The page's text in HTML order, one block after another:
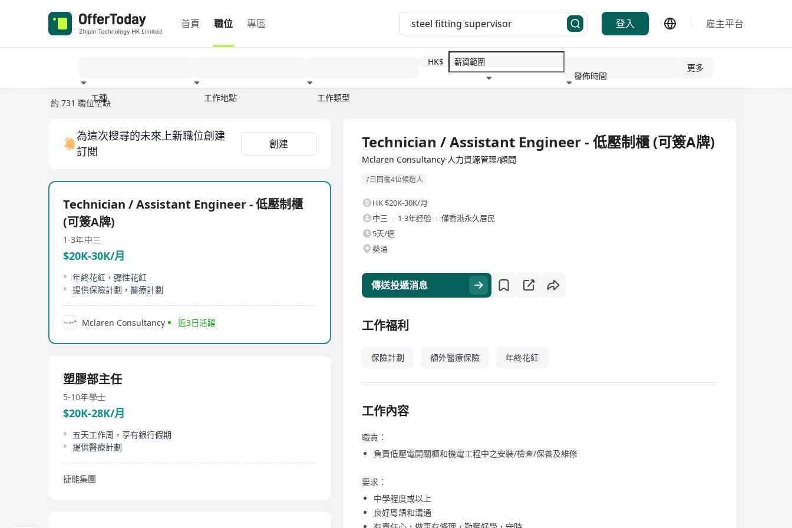
首頁 職位 專區 登入 雇主平台
工種 工作地點 工作類型
HK$
發佈時間
更多
約 731 職位空缺
為這次搜尋的未來上新職位創建
訂閱
創建
Technician / Assistant Engineer - 低壓制櫃
(可簽A牌)
1-3年中三
$20K-30K/月
年終花紅，彈性花紅
提供保險計劃，醫療計劃
Mclaren Consultancy 近3日活躍
塑膠部主任
5-10年學士
$20K-28K/月
五天工作周，享有銀行假期
提供醫療計劃
捷能集團
Technician / Assistant Engineer - 低壓制櫃 (可簽A牌)
Mclaren Consultancy·人力資源管理/顧問
7日回覆4位候選人
HK $20K-30K/月
中三
1-3年经验
僅香港永久居民
5天/週
葵涌
傳送投遞消息
工作福利
保險計劃 額外醫療保險 年終花紅
工作內容
職責：
負責低壓電開關櫃和機電工程中之安裝/檢查/保養及維修
要求：
中學程度或以上
良好粵語和溝通